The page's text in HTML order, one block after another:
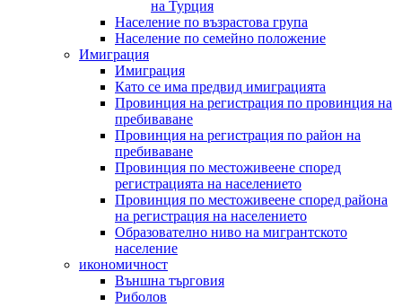
на Турция
Население по възрастова група
Население по семейно положение
Имиграция
Имиграция
Като се има предвид имиграцията
Провинция на регистрация по провинция на
пребиваване
Провинция на регистрация по район на
пребиваване
Провинция по местоживеене според
регистрацията на населението
Провинция по местоживеене според района
на регистрация на населението
Образователно ниво на мигрантското
население
икономичност
Външна търговия
Риболов